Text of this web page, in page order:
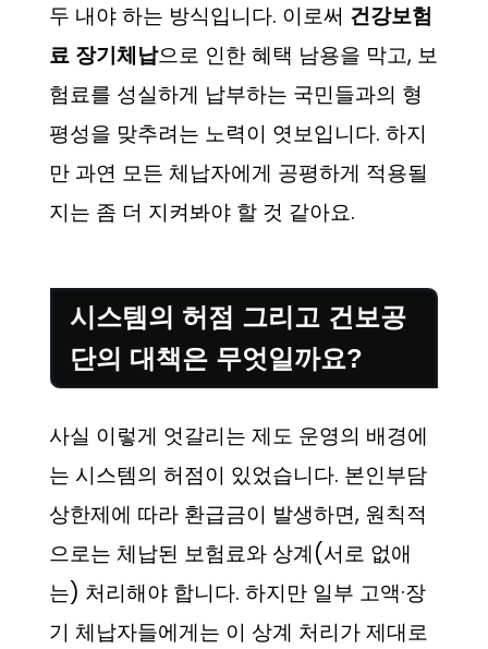
두 내야 하는 방식입니다. 이로써 건강보험
료 장기체납으로 인한 혜택 남용을 막고, 보
험료를 성실하게 납부하는 국민들과의 형
평성을 맞추려는 노력이 엿보입니다. 하지
만 과연 모든 체납자에게 공평하게 적용될
지는 좀 더 지켜봐야 할 것 같아요.
시스템의 허점 그리고 건보공
단의 대책은 무엇일까요?
사실 이렇게 엇갈리는 제도 운영의 배경에
는 시스템의 허점이 있었습니다. 본인부담
상한제에 따라 환급금이 발생하면, 원칙적
으로는 체납된 보험료와 상계(서로 없애
는) 처리해야 합니다. 하지만 일부 고액·장
기 체납자들에게는 이 상계 처리가 제대로